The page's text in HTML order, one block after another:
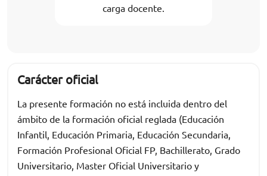
carga docente.
Carácter oficial
La presente formación no está incluida dentro del
ámbito de la formación oficial reglada (Educación
Infantil, Educación Primaria, Educación Secundaria,
Formación Profesional Oficial FP, Bachillerato, Grado
Universitario, Master Oficial Universitario y